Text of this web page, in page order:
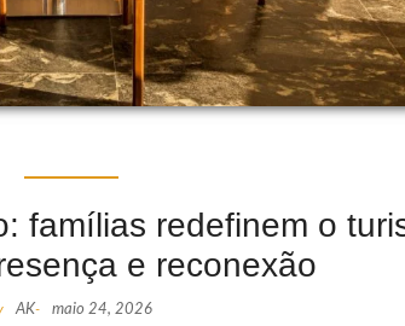
famílias redefinem o
e reconexão
AK- maio 24, 2026